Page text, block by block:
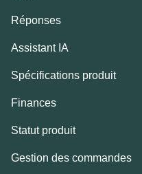
Réponses
Assistant IA
Spécifications produit
Finances
Statut produit
Gestion des commandes